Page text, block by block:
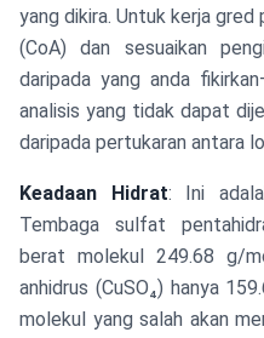
yang dikira. Untuk kerja gred
(CoA) dan sesuaikan
daripada yang anda
analisis yang tidak dapat
daripada pertukaran antara
Keadaan Hidrat: Ini
Tembaga sulfat
berat molekul 249.68 g/
anhidrus (CuSO₄) hanya
molekul yang salah akan